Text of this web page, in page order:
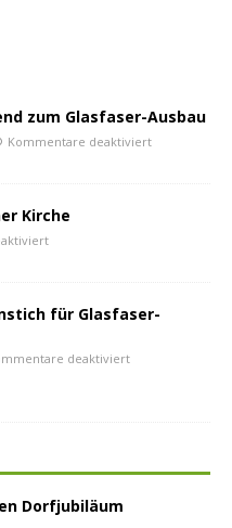
zum Glasfaser-Ausbau
Kommentare deaktiviert
Kirche
für Glasfaser-
deaktiviert
Dorfjubiläum